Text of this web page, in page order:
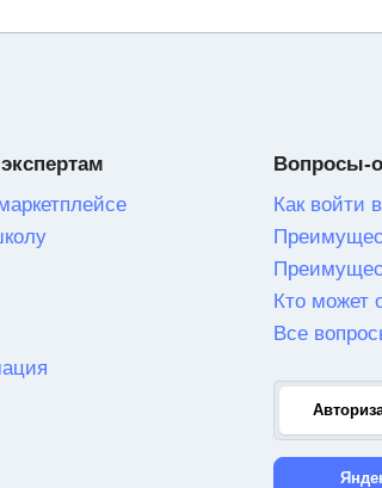
Вопросы-
Как войти
Кто может
Все